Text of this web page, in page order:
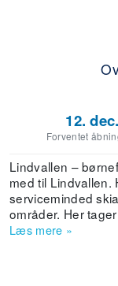
12. dec.
Forventet
Lindvallen –
med til Lindvallen.
serviceminded
områder. Her
skibakkerne og
Læs mere »